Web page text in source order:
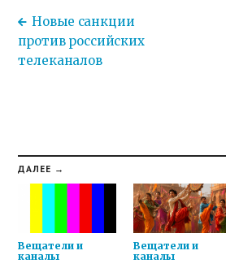
Новые санкции
против российских
телеканалов
ДАЛЕЕ →
Вещатели и
каналы
Вещатели и
каналы